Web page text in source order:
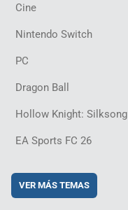
Cine
Nintendo Switch
PC
Dragon Ball
Hollow Knight: Silksong
EA Sports FC 26
VER MÁS TEMAS